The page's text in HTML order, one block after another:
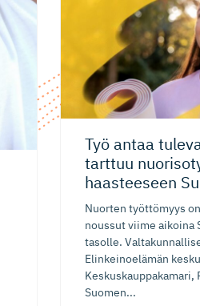
Työ antaa
tarttuu
haasteeseen
Nuorten työttömyys on
noussut viime aikoina
tasolle.
Elinkeinoelämän
Suomen...